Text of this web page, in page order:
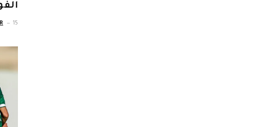
15 سبتمبر، 2025